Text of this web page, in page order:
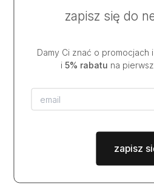
zapisz się do
Damy Ci znać o promocjach
i 5% rabatu na
zapisz